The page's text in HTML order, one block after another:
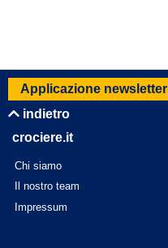
Applicazione newsletter
indietro
crociere.it
Chi siamo
Il nostro team
Impressum